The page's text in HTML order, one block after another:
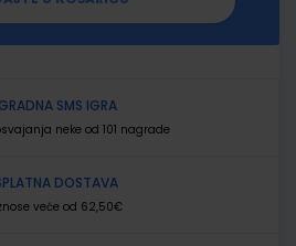
SMS IGRA
neke od 101 nagrade
DOSTAVA
veće od 62,50€